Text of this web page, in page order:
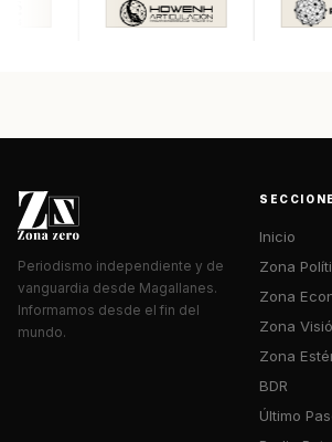
Periodismo independiente y de
vanguardia desde Magallanes.
Informamos desde el fin del
mundo.
Inicio
Zona
Zona
Zona
Zona
BDR
Último